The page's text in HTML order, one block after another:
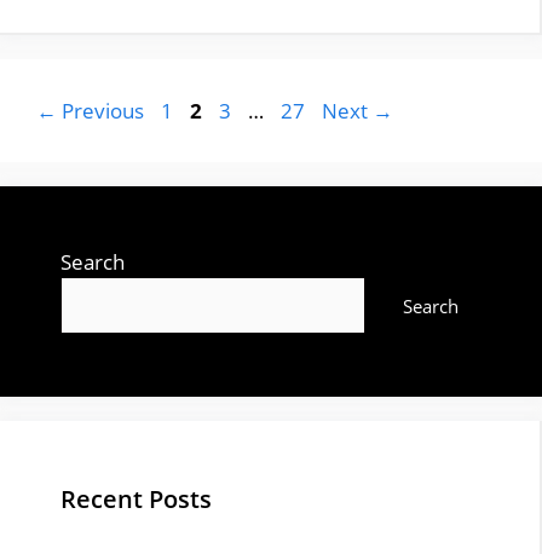
← Previous Page
1 Page
2 Page
3 … Page
27 Next →
Search
Search
Recent Posts